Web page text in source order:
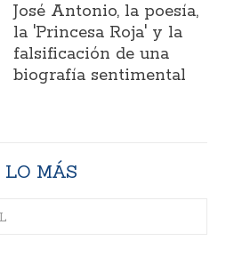
José Antonio, la poesía,
la 'Princesa Roja' y la
falsificación de una
biografía sentimental
LO MÁS